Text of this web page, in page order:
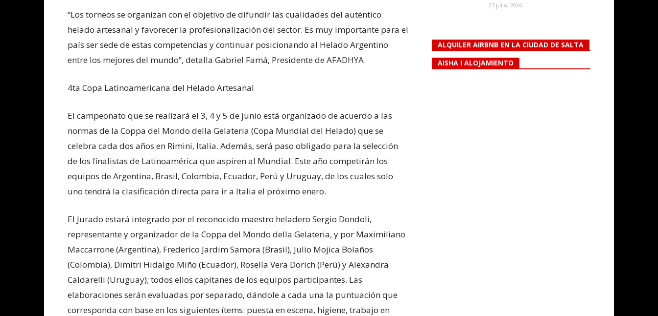
“Los torneos se organizan con el objetivo de difundir las cualidades del auténtico
helado artesanal y favorecer la profesionalización del sector. Es muy importante para el
país ser sede de estas competencias y continuar posicionando al Helado Argentino
entre los mejores del mundo”, detalla Gabriel Famá, Presidente de AFADHYA.
4ta Copa Latinoamericana del Helado Artesanal
El campeonato que se realizará el 3, 4 y 5 de junio está organizado de acuerdo a las
normas de la Coppa del Mondo della Gelateria (Copa Mundial del Helado) que se
celebra cada dos años en Rimini, Italia. Además, será paso obligado para la selección
de los finalistas de Latinoamérica que aspiren al Mundial. Este año competirán los
equipos de Argentina, Brasil, Colombia, Ecuador, Perú y Uruguay, de los cuales solo
uno tendrá la clasificación directa para ir a Italia el próximo enero.
El Jurado estará integrado por el reconocido maestro heladero Sergio Dondoli,
representante y organizador de la Coppa del Mondo della Gelateria, y por Maximiliano
Maccarrone (Argentina), Frederico Jardim Samora (Brasil), Julio Mojica Bolaños
(Colombia), Dimitri Hidalgo Miño (Ecuador), Rosella Vera Dorich (Perú) y Alexandra
Caldarelli (Uruguay); todos ellos capitanes de los equipos participantes. Las
elaboraciones serán evaluadas por separado, dándole a cada una la puntuación que
corresponda con base en los siguientes ítems: puesta en escena, higiene, trabajo en
27 julio, 2026
ALQUILER AIRBNB EN LA CIUDAD DE SALTA
AISHA I ALOJAMIENTO